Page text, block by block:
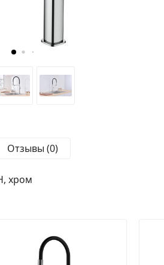
Отзывы (0)
хром